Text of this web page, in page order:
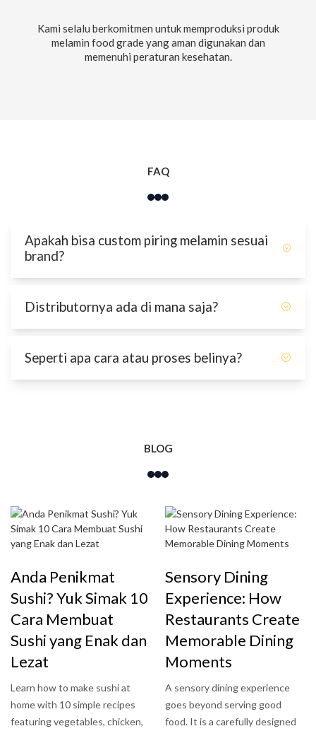
Kami selalu berkomitmen untuk memproduksi produk
melamin food grade yang aman digunakan dan
memenuhi peraturan kesehatan.
FAQ
Apakah bisa custom piring melamin sesuai
brand?
Bisa, silahkan hubungi 0813-2587-8511
Distributornya ada di mana saja?
Distributor kita ada di seluruh indonesia.
untuk lebih lengkapnya bisa lihat disini
Hubungi Kami
Seperti apa cara atau proses belinya?
bisa langsung ke website Arwana houseware
BLOG
Anda Penikmat
Sushi? Yuk Simak 10
Cara Membuat
Sushi yang Enak dan
Lezat
Learn how to make sushi at
home with 10 simple recipes
featuring vegetables, chicken,
Sensory Dining
Experience: How
Restaurants Create
Memorable Dining
Moments
A sensory dining experience
goes beyond serving good
food. It is a carefully designed